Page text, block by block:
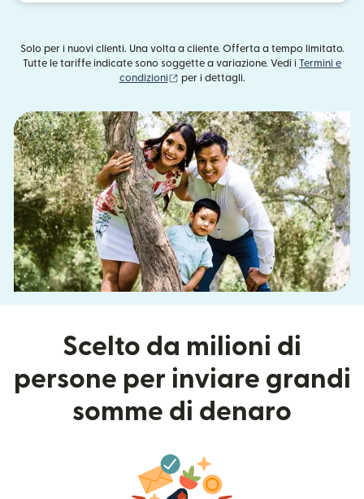
Solo per i nuovi clienti. Una volta a cliente. Offerta a tempo limitato.
Tutte le tariffe indicate sono soggette a variazione. Vedi i Termini e
condizioni
(si apre in una nuova finestra)
per i dettagli.
Scelto da milioni di
persone per inviare grandi
somme di denaro